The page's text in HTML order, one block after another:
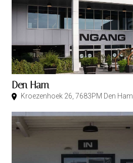
Den Ham
Kroezenhoek 26, 7683PM Den Ham